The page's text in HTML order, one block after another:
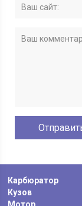
Карбюратор
Кузов